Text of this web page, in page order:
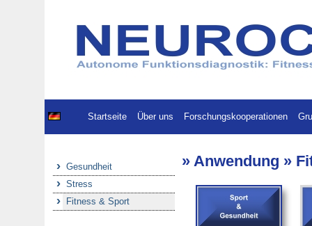
Startseite Über uns Forschungskooperationen
Gesundheit
Stress
Fitness & Sport
» Anwendung »